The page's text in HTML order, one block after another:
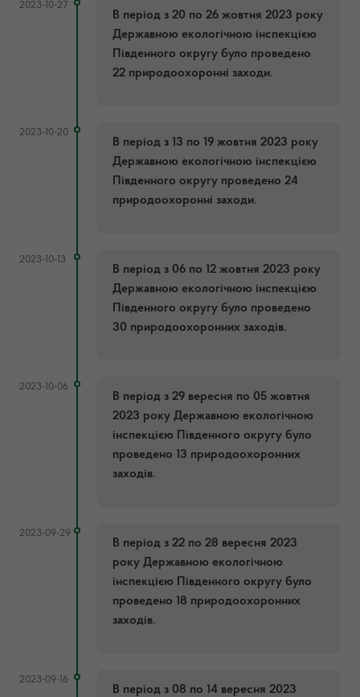
2023-10-27
В період з 20 по 26 жовтня 2023 року
Державною екологічною інспекцією
Південного округу було проведено
22 природоохоронні заходи.
2023-10-20
В період з 13 по 19 жовтня 2023 року
Державною екологічною інспекцією
Південного округу проведено 24
природоохоронні заходи.
2023-10-13
В період з 06 по 12 жовтня 2023 року
Державною екологічною інспекцією
Південного округу було проведено
30 природоохоронних заходів.
2023-10-06
В період з 29 вересня по 05 жовтня
2️023 року Державною екологічною
інспекцією Південного округу було
проведено 13 природоохоронних
заходів.
2023-09-29
В період з 22 по 28 вересня 2️023
року Державною екологічною
інспекцією Південного округу було
проведено 18 природоохоронних
заходів.
2023-09-16
В період з 08 по 14 вересня 2️023